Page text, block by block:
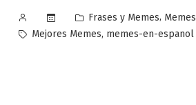
Publicado
por
Publicado
en
Frases y Memes, Memes
Etiquetas:
Mejores Memes, memes-en-espanol